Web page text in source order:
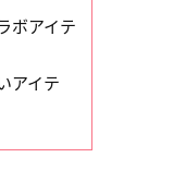
ボアイテ
アイテ